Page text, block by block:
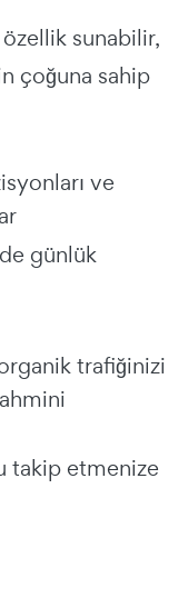
özellik sunabilir,
çoğuna sahip
ve
günlük
trafiğinizi
takip etmenize